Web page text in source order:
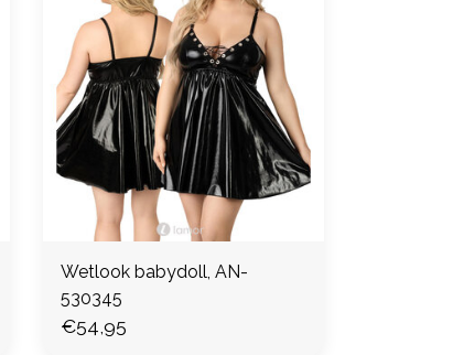
Wetlook babydoll, AN-
530345
€54,95